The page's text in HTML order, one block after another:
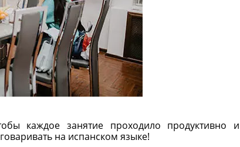
каждое занятие проходило продуктивно и
на испанском языке!